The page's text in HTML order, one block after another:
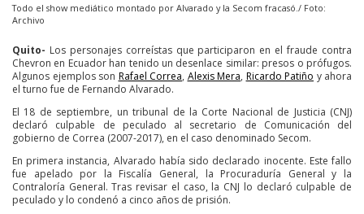
Todo el show mediático montado por Alvarado y la Secom fracasó./ Foto:
Archivo
Quito- Los personajes correístas que participaron en el fraude contra
Chevron en Ecuador han tenido un desenlace similar: presos o prófugos.
Algunos ejemplos son Rafael Correa, Alexis Mera, Ricardo Patiño y ahora
el turno fue de Fernando Alvarado.
El 18 de septiembre, un tribunal de la Corte Nacional de Justicia (CNJ)
declaró culpable de peculado al secretario de Comunicación del
gobierno de Correa (2007-2017), en el caso denominado Secom.
En primera instancia, Alvarado había sido declarado inocente. Este fallo
fue apelado por la Fiscalía General, la Procuraduría General y la
Contraloría General. Tras revisar el caso, la CNJ lo declaró culpable de
peculado y lo condenó a cinco años de prisión.